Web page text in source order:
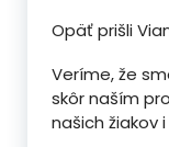
Opäť prišli
Veríme, že
skôr naším
našich žiakov